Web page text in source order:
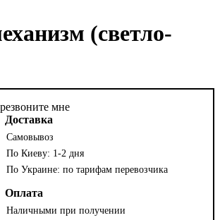
(светло-
мне
Доставка
Самовывоз
По Киеву: 1-2 дня
По Украине: по тарифам перевозчика
Оплата
Наличными при получении